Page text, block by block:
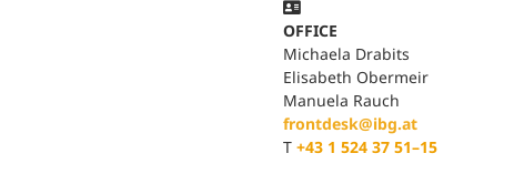

OFFICE
Michaela Drabits
Elisabeth Obermeir
Manuela Rauch
frontdesk@ibg.at
T +43 1 524 37 51–15